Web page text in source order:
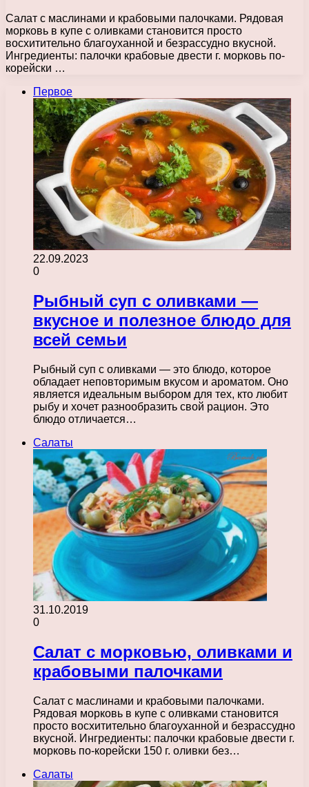
Салат с маслинами и крабовыми палочками. Рядовая
морковь в купе с оливками становится просто
восхитительно благоуханной и безрассудно вкусной.
Ингредиенты: палочки крабовые двести г. морковь по-
корейски …
Первое
22.09.2023
0
Рыбный суп с оливками —
вкусное и полезное блюдо для
всей семьи
Рыбный суп с оливками — это блюдо, которое
обладает неповторимым вкусом и ароматом. Оно
является идеальным выбором для тех, кто любит
рыбу и хочет разнообразить свой рацион. Это
блюдо отличается…
Салаты
31.10.2019
0
Салат с морковью, оливками и
крабовыми палочками
Салат с маслинами и крабовыми палочками.
Рядовая морковь в купе с оливками становится
просто восхитительно благоуханной и безрассудно
вкусной. Ингредиенты: палочки крабовые двести г.
морковь по-корейски 150 г. оливки без…
Салаты